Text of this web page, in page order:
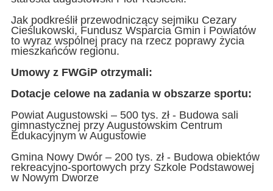
Jak podkreślił przewodniczący sejmiku Cezary
Cieślukowski, Fundusz Wsparcia Gmin i Powiatów
to wyraz wspólnej pracy na rzecz poprawy życia
mieszkańców regionu.
Umowy z FWGiP otrzymali:
Dotacje celowe na zadania w obszarze sportu:
Powiat Augustowski – 500 tys. zł - Budowa sali
gimnastycznej przy Augustowskim Centrum
Edukacyjnym w Augustowie
Gmina Nowy Dwór – 200 tys. zł - Budowa obiektów
rekreacyjno-sportowych przy Szkole Podstawowej
w Nowym Dworze